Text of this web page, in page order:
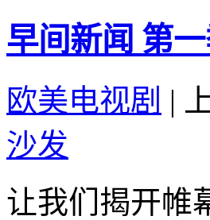
早间新闻 第一
欧美电视剧 |
沙发
让我们揭开帷